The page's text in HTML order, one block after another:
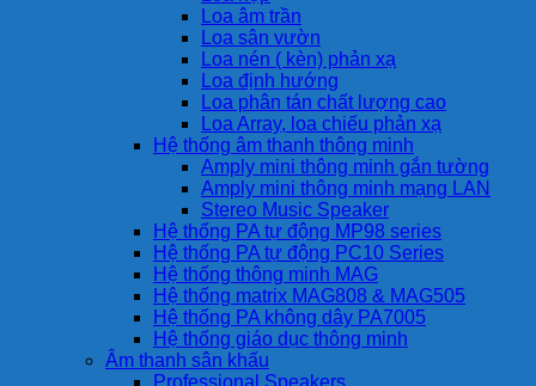
Loa âm trần
Loa sân vườn
Loa nén ( kèn) phản xạ
Loa định hướng
Loa phân tán chất lượng cao
Loa Array, loa chiếu phản xạ
Hệ thống âm thanh thông minh
Amply mini thông minh gắn tường
Amply mini thông minh mạng LAN
Stereo Music Speaker
Hệ thống PA tự động MP98 series
Hệ thống PA tự động PC10 Series
Hệ thống thông minh MAG
Hệ thống matrix MAG808 & MAG505
Hệ thống PA không dây PA7005
Hệ thống giáo dục thông minh
Âm thanh sân khấu